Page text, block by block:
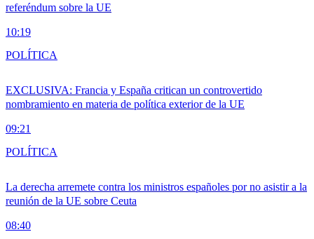
referéndum sobre la UE
10:19
EXCLUSIVA: Francia y España critican un controvertido
nombramiento en materia de política exterior de la UE
09:21
POLÍTICA
La derecha arremete contra los ministros españoles por no asistir a la
reunión de la UE sobre Ceuta
08:40
POLÍTICA